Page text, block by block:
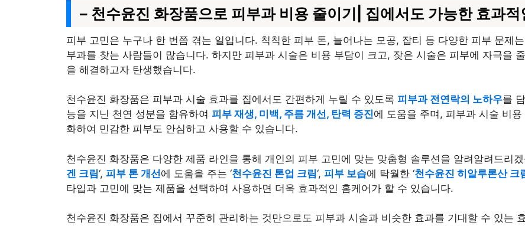
– 천수윤진 화장품으로 피부과 비용 줄이기| 집에서도 가능한 효과적
피부 고민은 누구나 한 번쯤 겪는 일입니다. 칙칙한 피부 톤, 늘어나는 모공, 잡티 등 다양한 피부 문제
부과를 찾는 사람들이 많습니다. 하지만 피부과 시술은 비용 부담이 크고, 잦은 시술은 피부에 자극을
을 해결하고자 탄생했습니다.
천수윤진 화장품은 피부과 시술 효과를 집에서도 간편하게 누릴 수 있도록 피부과 전연락의 노하우를
능을 지닌 천연 성분을 함유하여 피부 재생, 미백, 주름 개선, 탄력 증진에 도움을 주며, 피부과 시술 비
화하여 민감한 피부도 안심하고 사용할 수 있습니다.
천수윤진 화장품은 다양한 제품 라인을 통해 개인의 피부 고민에 맞는 맞춤형 솔루션을 알려알려드리
겐 크림‘, 피부 톤 개선에 도움을 주는 ‘천수윤진 톤업 크림‘, 피부 보습에 탁월한 ‘천수윤진 히알루론산 크
타입과 고민에 맞는 제품을 선택하여 사용하면 더욱 효과적인 홈케어가 할 수 있습니다.
천수윤진 화장품은 집에서 꾸준히 관리하는 것만으로도 피부과 시술과 비슷한 효과를 기대할 수 있는